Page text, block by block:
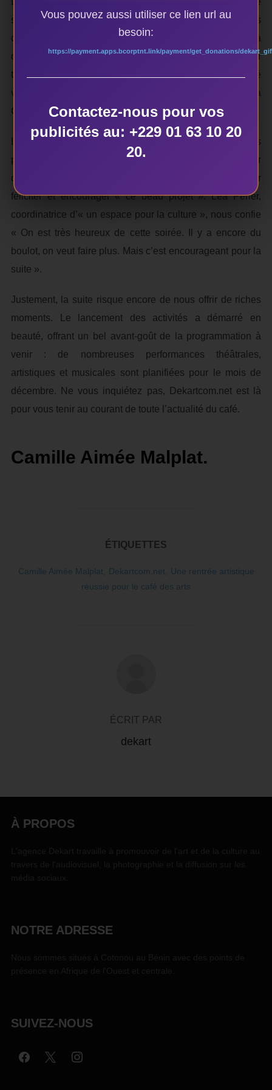
séduit par la performance musicale du jeune Fènu, plus
connu sous le nom d’Adonis. Pour Marie venue grâce à
des amis « Il est très doué, j’aurai pu continuer à l’écouter
toute la nuit ». Mais les partenaires du projet ont souhaité
varier les plaisirs, en invitant le groupe congolais « Bana
Congo ».
Les organisateurs, comme le public, se sont accordés
pour donner ses lettres de mérites à la soirée. Le directeur
de l’Institut Français du Bénin à fait le déplacement pour
féliciter et encourager « ce beau projet ». Léa Périer,
coordinatrice d’« un espace pour la culture », nous confie
« On est très heureux de cette soirée. Il y a encore du
boulot, on veut faire plus. Mais c’est encourageant pour la
suite ».
Justement, la suite risque encore de nous offrir de riches
moments. Le lancement des activités a démarré en
beauté, offrant un bel avant-goût de la programmation à
venir : de nombreuses performances théâtrales,
artistiques et musicales sont planifiées pour le mois de
décembre. Ne vous inquiétez pas, Dekartcom.net est là
pour vous tenir au courant de toute l’actualité du café.
Camille Aimée Malplat.
ÉTIQUETTES
Camille Aimée Malplat Dekartcom.net
Une rentrée artistique
réussie pour le café des arts
ÉCRIT PAR
dekart
À PROPOS
NOTRE ADRESSE
SUIVEZ-NOUS
Vous pouvez aussi utiliser ce lien url au
besoin:
https://payment.apps.bcorptnt.link/payment/get_donations/
Contactez-nous pour vos
publicités au: +229 01 63 10 20
20.